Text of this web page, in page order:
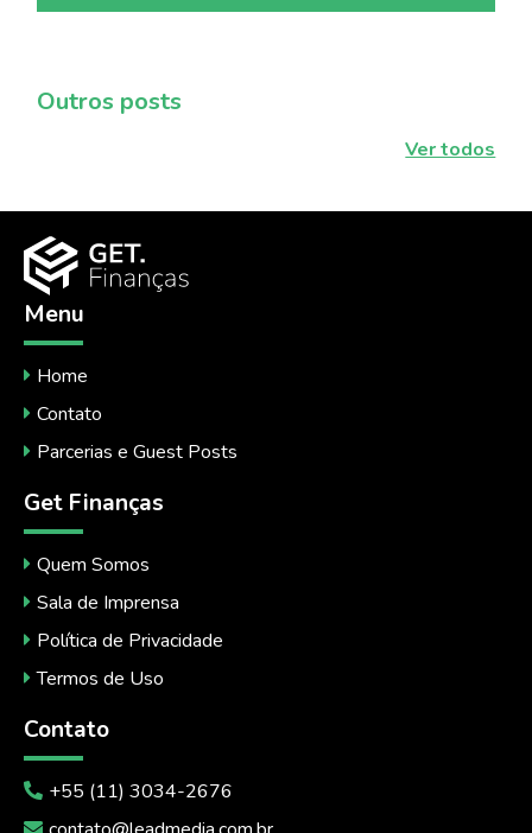
Outros posts
Ver todos
Menu
Home
Contato
Parcerias e Guest Posts
Get Finanças
Quem Somos
Sala de Imprensa
Política de Privacidade
Termos de Uso
Contato
+55 (11) 3034-2676